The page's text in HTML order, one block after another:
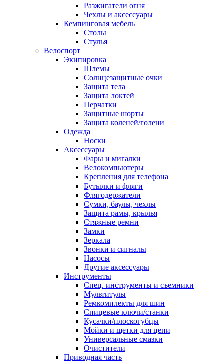
Разжигатели огня
Чехлы и аксессуары
Кемпинговая мебель
Столы
Стулья
Велоспорт
Экипировка
Шлемы
Солнцезащитные очки
Защита тела
Защита локтей
Перчатки
Защитные шорты
Защита коленей/голени
Одежда
Носки
Аксессуары
Фары и мигалки
Велокомпьютеры
Крепления для телефона
Бутылки и фляги
Флягодержатели
Сумки, баулы, чехлы
Защита рамы, крылья
Стяжные ремни
Замки
Зеркала
Звонки и сигналы
Насосы
Другие аксессуары
Инструменты
Спец. инструменты и съемники
Мультитулы
Ремкомплекты для шин
Спицевые ключи/станки
Кусачки/плоскогубцы
Мойки и щетки для цепи
Универсальные смазки
Очистители
Приводная часть